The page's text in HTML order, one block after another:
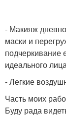
- Макияж
маски и
подчеркивание
идеального
- Легкие
Часть моих
Буду рада